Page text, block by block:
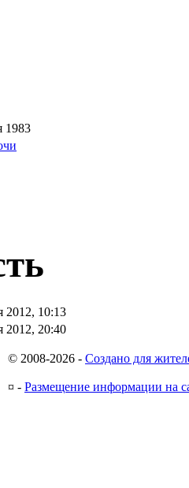
1983
2012, 10:13
2012, 20:40
© 2008-2026 - Создано для
¤ - Размещение информации на